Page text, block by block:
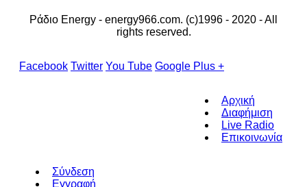
Ράδιο Energy - energy966.com. (c)1996 - 2020 - All
rights reserved.
Facebook Twitter You Tube Google Plus +
Αρχική
Διαφήμιση
Live Radio
Επικοινωνία
Σύνδεση
Εγγραφή